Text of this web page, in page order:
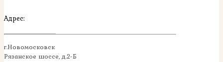
Адрес:
г.Новомосковск
Рязанское шоссе, д.2-Б